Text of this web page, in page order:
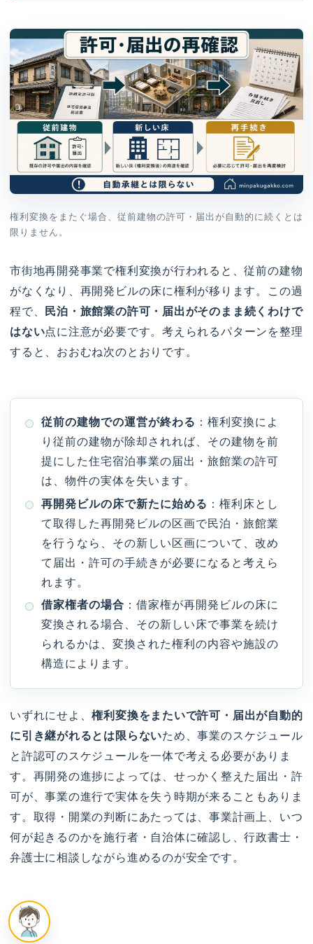
権利変換をまたぐ場合、従前建物の許可・届出が自動的に続くとは
限りません。
市街地再開発事業で権利変換が行われると、従前の建物
がなくなり、再開発ビルの床に権利が移ります。この過
程で、
民泊・旅館業の許可・届出がそのまま続くわけで
はない点に注意が必要です。考えられるパターンを整理
すると、おおむね次のとおりです。
従前の建物での運営が終わる ：権利変換によ
り従前の建物が除却されれば、その建物を前
提にした住宅宿泊事業の届出・旅館業の許可
は、物件の実体を失います。
再開発ビルの床で新たに始める ：権利床とし
て取得した再開発ビルの区画で民泊・旅館業
を行うなら、その新しい区画について、改め
て届出・許可の手続きが必要になると考えら
れます。
借家権者の場合 ：借家権が再開発ビルの床に
変換される場合、その新しい床で事業を続け
られるかは、変換された権利の内容や施設の
構造によります。
いずれにせよ、権利変換をまたいで許可・届出が自動的
に引き継がれるとは限らないため、事業のスケジュール
と許認可のスケジュールを一体で考える必要がありま
す。再開発の進捗によっては、せっかく整えた届出・許
可が、事業の進行で実体を失う時期が来ることもありま
す。取得・開業の判断にあたっては、事業計画上、いつ
何が起きるのかを施行者・自治体に確認し、行政書士・
弁護士に相談しながら進めるのが安全です。